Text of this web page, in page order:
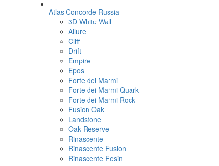
Atlas Concorde Russia
3D White Wall
Allure
Cliff
Drift
Empire
Epos
Forte dei Marmi
Forte dei Marmi Quark
Forte dei Marmi Rock
Fusion Oak
Landstone
Oak Reserve
Rinascente
Rinascente Fusion
Rinascente Resin